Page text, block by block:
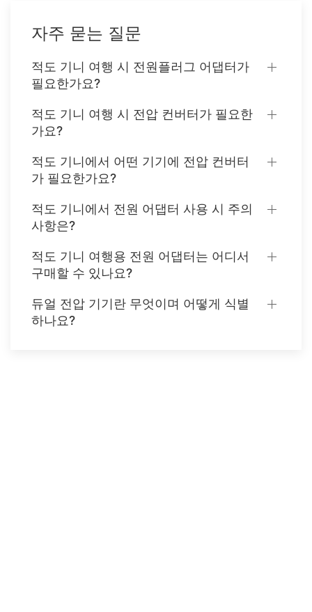
자주 묻는 질문
적도 기니 여행 시 전원플러그 어댑터가
필요한가요?
적도 기니 여행 시 전압 컨버터가 필요한
가요?
적도 기니에서 어떤 기기에 전압 컨버터
가 필요한가요?
적도 기니에서 전원 어댑터 사용 시 주의
사항은?
적도 기니 여행용 전원 어댑터는 어디서
구매할 수 있나요?
듀얼 전압 기기란 무엇이며 어떻게 식별
하나요?